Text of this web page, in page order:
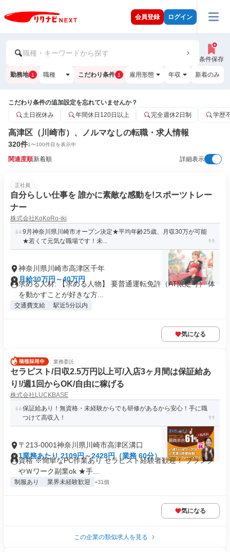
会員登録 ログイン
職種・キーワードから探す
条件保存
勤務地 1 職種 こだわり条件 1 雇用形態 年収 新着のみ
こだわり条件の追加設定を忘れていませんか？
土日祝休み
年間休日120日以上 完全週休2日制 学歴
高津区（川崎市）、ノルマなしの転職・求人情報
320件1〜100件目を表示中
関連度順新着順 詳細表示
正社員
自分らしい仕事を 誰かに素敵な感動を!スポーツトレー
ナー
株式会社KoKoRo-iki
9月神奈川県川崎市オープン決定★平均年齢25歳、月収30万が可能
★若くて元気な職場です！未...
神奈川県川崎市高津区千年
月給30万円～40万円
求める人材: 【求める人物】 要普通運転免許（AT限定可） 体
を動かすことが好きな方...
交通費支給 駅近5分以内
気になる
業務委託
セラピスト/日収2.5万円以上可/入店3ヶ月間は保証給あ
り!/週1回からOK/自由に稼げる
株式会社LUCKBASE
保証給あり！無資格・未経験からでも研修があるから安心！手に職
つけて高収入！
〒213-0001神奈川県川崎市高津区溝口
1業務あたり 2109円～2428円（業務 60分）
資格 ※簡単なPC作業あり セラピスト経験者歓迎！ ブランク
やＷワーク副業ok ★手...
制服あり 業界未経験歓迎 +31個
気になる
この企業の類似求人を見る